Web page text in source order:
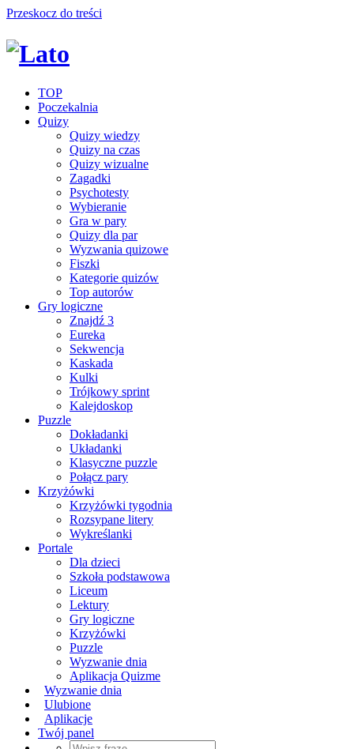
Przeskocz do treści
TOP
Poczekalnia
Quizy
Quizy wiedzy
Quizy na czas
Quizy wizualne
Zagadki
Psychotesty
Wybieranie
Gra w pary
Quizy dla par
Wyzwania quizowe
Fiszki
Kategorie quizów
Top autorów
Gry logiczne
Znajdź 3
Eureka
Sekwencja
Kaskada
Kulki
Trójkowy sprint
Kalejdoskop
Puzzle
Dokładanki
Układanki
Klasyczne puzzle
Połącz pary
Krzyżówki
Krzyżówki tygodnia
Rozsypane litery
Wykreślanki
Portale
Dla dzieci
Szkoła podstawowa
Liceum
Lektury
Gry logiczne
Krzyżówki
Puzzle
Wyzwanie dnia
Aplikacja Quizme
Wyzwanie dnia
Ulubione
Aplikacje
Twój panel